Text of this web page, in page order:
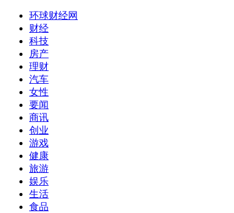
环球财经网
财经
科技
房产
理财
汽车
女性
要闻
商讯
创业
游戏
健康
旅游
娱乐
生活
食品